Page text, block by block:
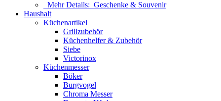
Mehr Details: Geschenke & Souvenir
Haushalt
Küchenartikel
Grillzubehör
Küchenhelfer & Zubehör
Siebe
Victorinox
Küchenmesser
Böker
Burgvogel
Chroma Messer